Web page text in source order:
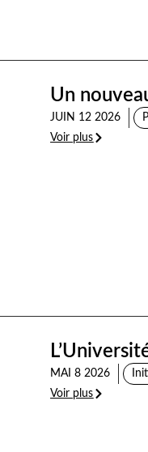
Un
JUIN 12 2026
Voir plus
MAI 8 2026
Voir plus